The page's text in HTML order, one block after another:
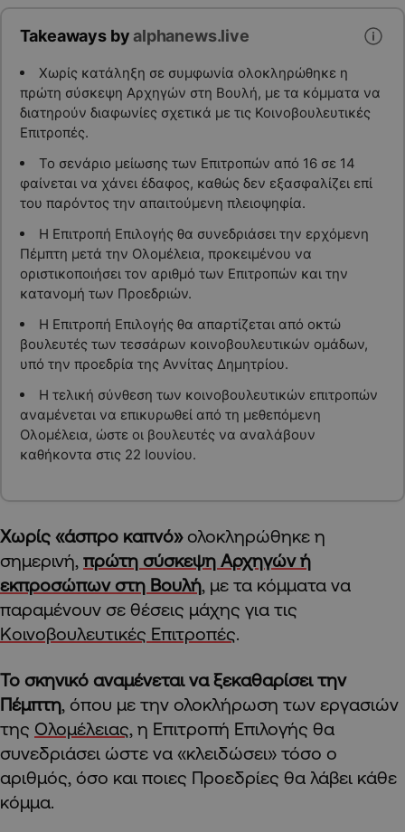
Takeaways byalphanews.live
Χωρίς κατάληξη σε συμφωνία ολοκληρώθηκε η
πρώτη σύσκεψη Αρχηγών στη Βουλή, με τα κόμματα να
διατηρούν διαφωνίες σχετικά με τις Κοινοβουλευτικές
Επιτροπές.
Το σενάριο μείωσης των Επιτροπών από 16 σε 14
φαίνεται να χάνει έδαφος, καθώς δεν εξασφαλίζει επί
του παρόντος την απαιτούμενη πλειοψηφία.
Η Επιτροπή Επιλογής θα συνεδριάσει την ερχόμενη
Πέμπτη μετά την Ολομέλεια, προκειμένου να
οριστικοποιήσει τον αριθμό των Επιτροπών και την
κατανομή των Προεδριών.
Η Επιτροπή Επιλογής θα απαρτίζεται από οκτώ
βουλευτές των τεσσάρων κοινοβουλευτικών ομάδων,
υπό την προεδρία της Αννίτας Δημητρίου.
Η τελική σύνθεση των κοινοβουλευτικών επιτροπών
αναμένεται να επικυρωθεί από τη μεθεπόμενη
Ολομέλεια, ώστε οι βουλευτές να αναλάβουν
καθήκοντα στις 22 Ιουνίου.
Χωρίς «άσπρο καπνό»ολοκληρώθηκε η
σημερινή, πρώτη σύσκεψη Αρχηγών ή
εκπροσώπων στη Βουλή, με τα κόμματα να
παραμένουν σε θέσεις μάχης για τις
Κοινοβουλευτικές Επιτροπές.
Το σκηνικό αναμένεται να ξεκαθαρίσει την
Πέμπτη, όπου με την ολοκλήρωση των εργασιών
της Ολομέλειας, η Επιτροπή Επιλογής θα
συνεδριάσει ώστε να «κλειδώσει» τόσο ο
αριθμός, όσο και ποιες Προεδρίες θα λάβει κάθε
κόμμα.